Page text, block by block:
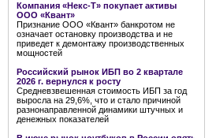
Компания «Некс-Т» покупает активы
ООО «Квант»
Признание ООО «Квант» банкротом не
означает остановку производства и не
приведет к демонтажу производственных
мощностей
Российский рынок ИБП во 2 квартале
2026 г. вернулся к росту
Средневзвешенная стоимость ИБП за год
выросла на 29,6%, что и стало причиной
разнонаправленной динамики штучных и
денежных показателей